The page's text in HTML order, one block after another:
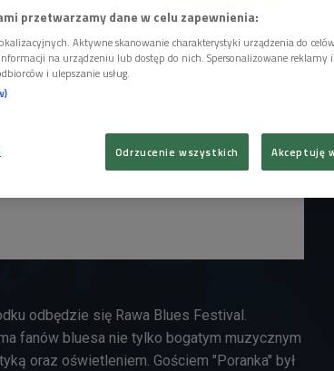
odbędzie się Rawa Blues Festival.
fanów bluesa nie tylko bogatym muzycznym
oraz oświetleniem. Gościem "Poranka" był
przetwarzamy dane w celu zapewnienia:
Aktywne skanowanie charakterystyki urządzenia do
na urządzeniu lub dostęp do nich. Spersonalizowane reklamy i
i ulepszanie usług.
Odrzucenie wszystkich Akceptuję